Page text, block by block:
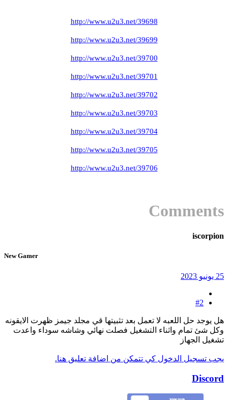
http://www.u2u3.net/39698
http://www.u2u3.net/39699
http://www.u2u3.net/39700
http://www.u2u3.net/39701
http://www.u2u3.net/39702
http://www.u2u3.net/39703
http://www.u2u3.net/39704
http://www.u2u3.net/39705
http://www.u2u3.net/39706
Comments
iscorpion
New Gamer
25 يونيو 2023
#2
هل يوجد حل اللعبه لا تعمل بعد تثبيتها قي مجلد جيمز ظهرت الايقونه
وكل شئ تمام واثناء التشغيل فصلت نهائي وشاشه سوداء واعدت
تشغيل الجهاز
يجب تسجيل الدخول كي تتمكن من اضافة تعليق هنا.
Discord